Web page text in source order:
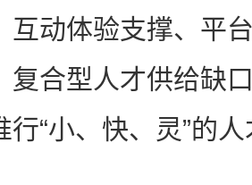
互动体验支撑、平
复合型人才供给缺
行“小、快、灵”的